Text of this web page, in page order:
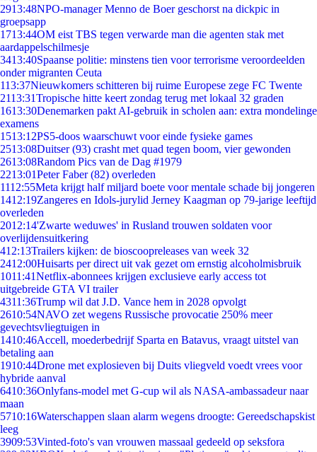
2913:48NPO-manager Menno de Boer geschorst na dickpic in
groepsapp
1713:44OM eist TBS tegen verwarde man die agenten stak met
aardappelschilmesje
3413:40Spaanse politie: minstens tien voor terrorisme veroordeelden
onder migranten Ceuta
113:37Nieuwkomers schitteren bij ruime Europese zege FC Twente
2113:31Tropische hitte keert zondag terug met lokaal 32 graden
1613:30Denemarken pakt AI-gebruik in scholen aan: extra mondelinge
examens
1513:12PS5-doos waarschuwt voor einde fysieke games
2513:08Duitser (93) crasht met quad tegen boom, vier gewonden
2613:08Random Pics van de Dag #1979
2213:01Peter Faber (82) overleden
1112:55Meta krijgt half miljard boete voor mentale schade bij jongeren
1412:19Zangeres en Idols-jurylid Jerney Kaagman op 79-jarige leeftijd
overleden
2012:14'Zwarte weduwes' in Rusland trouwen soldaten voor
overlijdensuitkering
412:13Trailers kijken: de bioscoopreleases van week 32
2412:00Huisarts per direct uit vak gezet om ernstig alcoholmisbruik
1011:41Netflix-abonnees krijgen exclusieve early access tot
uitgebreide GTA VI trailer
4311:36Trump wil dat J.D. Vance hem in 2028 opvolgt
2610:54NAVO zet wegens Russische provocatie 250% meer
gevechtsvliegtuigen in
1410:46Accell, moederbedrijf Sparta en Batavus, vraagt uitstel van
betaling aan
1910:44Drone met explosieven bij Duits vliegveld voedt vrees voor
hybride aanval
6410:36Onlyfans-model met G-cup wil als NASA-ambassadeur naar
maan
5710:16Waterschappen slaan alarm wegens droogte: Gereedschapskist
leeg
3909:53Vinted-foto's van vrouwen massaal gedeeld op seksfora